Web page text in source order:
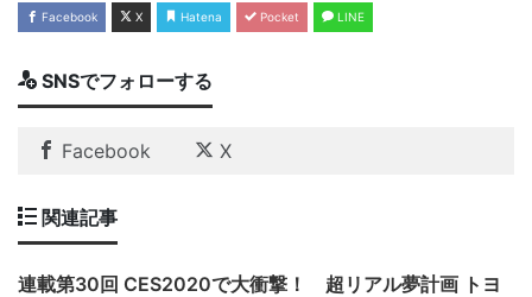
Facebook X Hatena Pocket LINE
SNSでフォローする
Facebook X
関連記事
連載第30回 CES2020で大衝撃！ 超リアル夢計画 トヨ